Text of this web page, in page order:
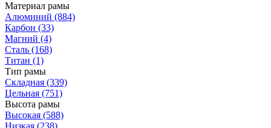
Материал рамы
Алюминий (884)
Карбон (33)
Магний (4)
Сталь (168)
Титан (1)
Тип рамы
Складная (339)
Цельная (751)
Высота рамы
Высокая (588)